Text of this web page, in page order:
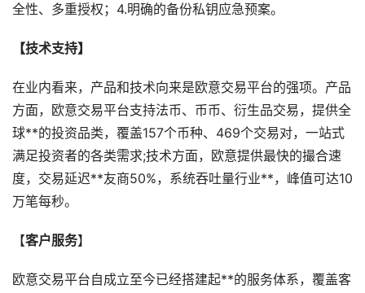
全性、多重授权；4.明确的备份私钥应急预案。
【技术支持】
在业内看来，产品和技术向来是欧意交易平台的强项。产品
方面，欧意交易平台支持法币、币币、衍生品交易，提供全
球**的投资品类，覆盖157个币种、469个交易对，一站式
满足投资者的各类需求;技术方面，欧意提供最快的撮合速
度，交易延迟**友商50%，系统吞吐量行业**，峰值可达10
万笔每秒。
【客户服务】
欧意交易平台自成立至今已经搭建起**的服务体系，覆盖客